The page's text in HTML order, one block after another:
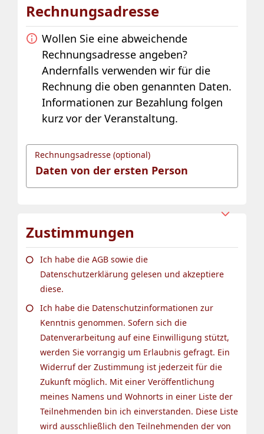
Rechnungsadresse
Wollen Sie eine abweichende
Rechnungsadresse angeben?
Andernfalls verwenden wir für die
Rechnung die oben genannten Daten.
Informationen zur Bezahlung folgen
kurz vor der Veranstaltung.
Rechnungsadresse (optional)
Zustimmungen
Ich habe die AGB sowie die
Datenschutzerklärung gelesen und akzeptiere
diese.
Ich habe die Datenschutzinformationen zur
Kenntnis genommen. Sofern sich die
Datenverarbeitung auf eine Einwilligung stützt,
werden Sie vorrangig um Erlaubnis gefragt. Ein
Widerruf der Zustimmung ist jederzeit für die
Zukunft möglich. Mit einer Veröffentlichung
meines Namens und Wohnorts in einer Liste der
Teilnehmenden bin ich einverstanden. Diese Liste
wird ausschließlich den Teilnehmenden der von